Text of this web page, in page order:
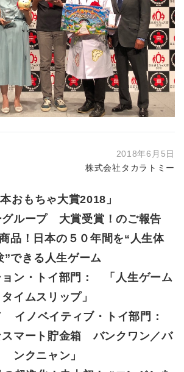
2018年6月5日
株式会社タカラトミー
本おもちゃ大賞2018」
グループ 大賞受賞！のご報告
品！日本の５０年間を“人生体
”できる人生ゲーム
ョン・トイ部門： 「人生ゲーム
タイムスリップ」
イノベイティブ・トイ部門：
スマート貯金箱 バンクワン／バ
ンクニャン」